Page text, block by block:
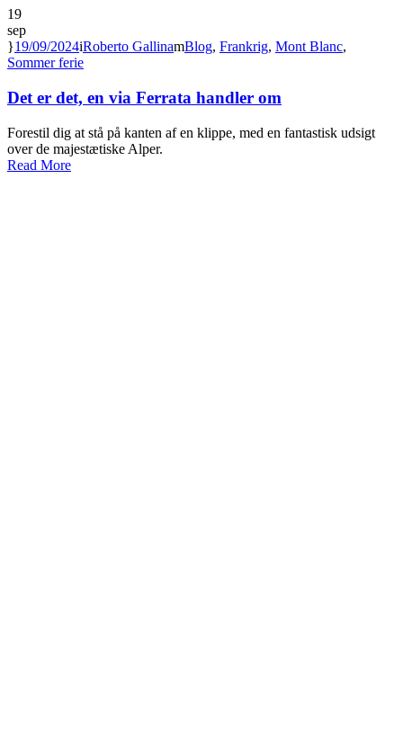
19
sep
19/09/2024 Roberto Gallina Blog, Frankrig, Mont Blanc,
Sommer ferie
Det er det, en via Ferrata handler om
Forestil dig at stå på kanten af en klippe, med en fantastisk udsigt
over de majestætiske Alper.
Read More